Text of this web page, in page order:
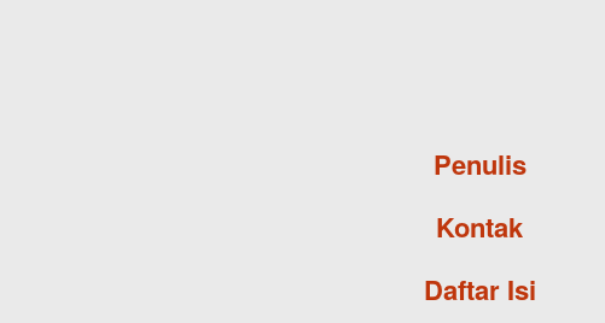
Penulis
Kontak
Daftar Isi